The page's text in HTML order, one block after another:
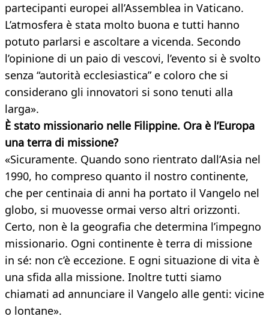
partecipanti europei all’Assemblea in Vaticano.
L’atmosfera è stata molto buona e tutti hanno
potuto parlarsi e ascoltare a vicenda. Secondo
l’opinione di un paio di vescovi, l’evento si è svolto
senza “autorità ecclesiastica” e coloro che si
considerano gli innovatori si sono tenuti alla
larga».
È stato missionario nelle Filippine. Ora è l’Europa
una terra di missione?
«Sicuramente. Quando sono rientrato dall’Asia nel
1990, ho compreso quanto il nostro continente,
che per centinaia di anni ha portato il Vangelo nel
globo, si muovesse ormai verso altri orizzonti.
Certo, non è la geografia che determina l’impegno
missionario. Ogni continente è terra di missione
in sé: non c’è eccezione. E ogni situazione di vita è
una sfida alla missione. Inoltre tutti siamo
chiamati ad annunciare il Vangelo alle genti: vicine
o lontane».